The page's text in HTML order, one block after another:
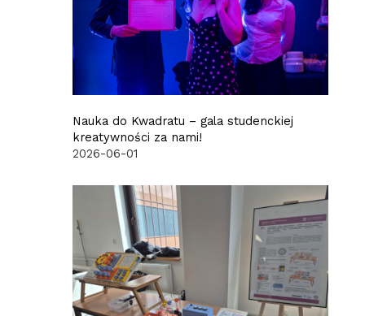
Nauka do Kwadratu – gala studenckiej
kreatywności za nami!
2026-06-01